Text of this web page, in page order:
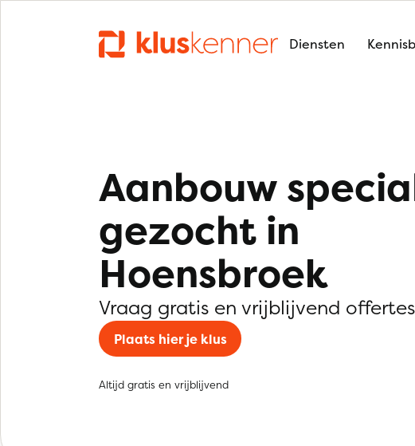
Diensten
Aanbouw
gezocht in
Hoensbroek
Vraag gratis en vrijblijvend
Plaats hier je klus
Altijd gratis en vrijblijvend